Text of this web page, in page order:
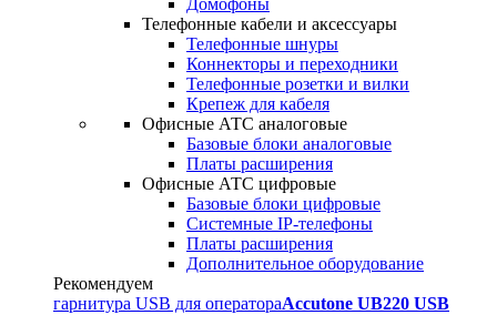
Домофоны
Телефонные кабели и аксессуары
Телефонные шнуры
Коннекторы и переходники
Телефонные розетки и вилки
Крепеж для кабеля
Офисные АТС аналоговые
Базовые блоки аналоговые
Платы расширения
Офисные АТС цифровые
Базовые блоки цифровые
Системные IP-телефоны
Платы расширения
Дополнительное оборудование
Рекомендуем
гарнитура USB для оператораAccutone UB220 USB